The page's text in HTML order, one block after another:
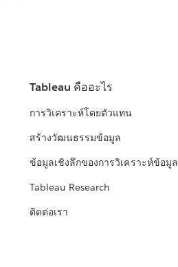
Tableau คืออะไร
การวิเคราะห์โดยตัวแทน
สร้างวัฒนธรรมข้อมูล
ข้อมูลเชิงลึกของการวิเคราะห์ข้อมูล
Tableau Research
ติดต่อเรา